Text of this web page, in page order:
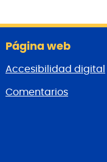
Página web
Accesibilidad digital
Comentarios